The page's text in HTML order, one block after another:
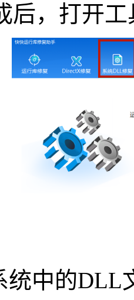
后，打开
统中的DLL